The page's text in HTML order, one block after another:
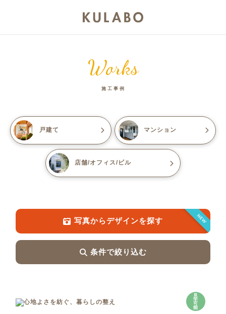
Works
施工事例
戸建て マンション
店舗/オフィス/ビル
NEW
写真からデザインを探す
条件で絞り込む
見
学
可
能